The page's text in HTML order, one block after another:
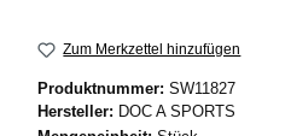
Zum Merkzettel hinzufügen
Produktnummer: SW11827
Hersteller: DOC A SPORTS